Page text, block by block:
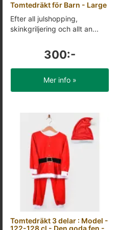
Tomtedräkt för Barn - Large
Efter all julshopping,
skinkgriljering och allt an...
300:-
Mer info »
Tomtedräkt 3 delar : Model -
122-128 cl - Den goda fen -